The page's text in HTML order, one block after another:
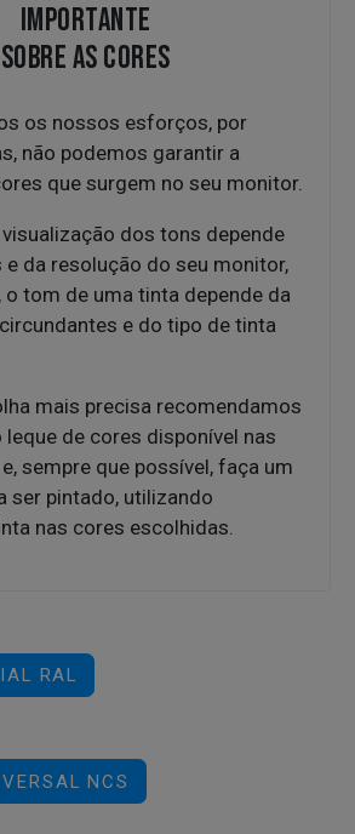
IMPORTANTE
SOBRE AS CORES
os nossos esforços, por
não podemos garantir a
que surgem no seu monitor.
dos tons depende
da resolução do seu monitor,
tom de uma tinta depende da
e do tipo de tinta
mais precisa recomendamos
leque de cores disponível nas
sempre que possível, faça um
ser pintado, utilizando
nas cores escolhidas.
RAL
NCS